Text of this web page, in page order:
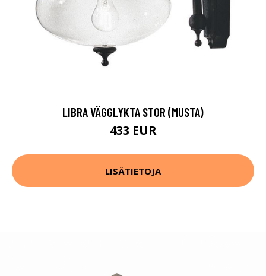
LIBRA VÄGGLYKTA STOR (MUSTA)
433 EUR
LISÄTIETOJA